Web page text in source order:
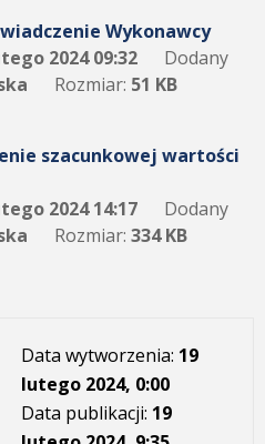
Wykonawcy
2024 09:32
Dodany
Rozmiar: 51 KB
szacunkowej wartości
2024 14:17
Dodany
Rozmiar: 334 KB
Data wytworzenia: 19
lutego 2024, 0:00
Data publikacji: 19